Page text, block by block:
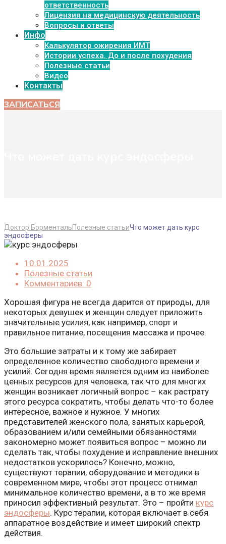
ответственность
Лицензия на медицинскую деятельность
Вопросы и ответы
Инфо
Калькулятор ожирения ИМТ
Истории успеха. До и после похудения
Полезные статьи
Видео
Контакты
ЗАПИСАТЬСЯ
Доктор БорментальПолезные статьиЧто может дать курс
эндосферы
10.01.2025
Полезные статьи
Комментариев: 0
Хорошая фигура не всегда дарится от природы, для
некоторых девушек и женщин следует приложить
значительные усилия, как например, спорт и
правильное питание, посещения массажа и прочее.
Это большие затраты и к тому же забирает
определенное количество свободного времени и
усилий. Сегодня время является одним из наиболее
ценных ресурсов для человека, так что для многих
женщин возникает логичный вопрос – как растрату
этого ресурса сократить, чтобы делать что-то более
интересное, важное и нужное. У многих
представителей женского пола, занятых карьерой,
образованием и/или семейными обязанностями
закономерно может появиться вопрос – можно ли
сделать так, чтобы похудение и исправление внешних
недостатков ускорилось? Конечно, можно,
существуют терапии, оборудование и методики в
современном мире, чтобы этот процесс отнимал
минимальное количество времени, а в то же время
приносил эффективный результат. Это – пройти курс
эндосферы. Курс терапии, которая включает в себя
аппаратное воздействие и имеет широкий спектр
действия.